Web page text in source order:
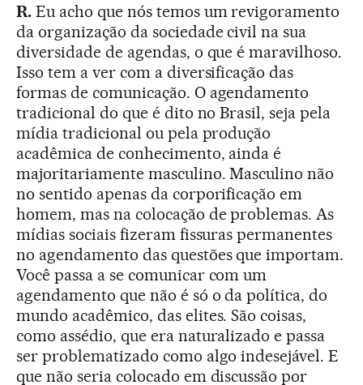
R.Eu acho que nós temos um revigoramento
da organização da sociedade civil na sua
diversidade de agendas, o que é maravilhoso.
Isso tem a ver com a diversificação das
formas de comunicação. O agendamento
tradicional do que é dito no Brasil, seja pela
mídia tradicional ou pela produção
acadêmica de conhecimento, ainda é
majoritariamente masculino. Masculino não
no sentido apenas da corporificação em
homem, mas na colocação de problemas. As
mídias sociais fizeram fissuras permanentes
no agendamento das questões que importam.
Você passa a se comunicar com um
agendamento que não é só o da política, do
mundo acadêmico, das elites. São coisas,
como assédio, que era naturalizado e passa
ser problematizado como algo indesejável. E
que não seria colocado em discussão por